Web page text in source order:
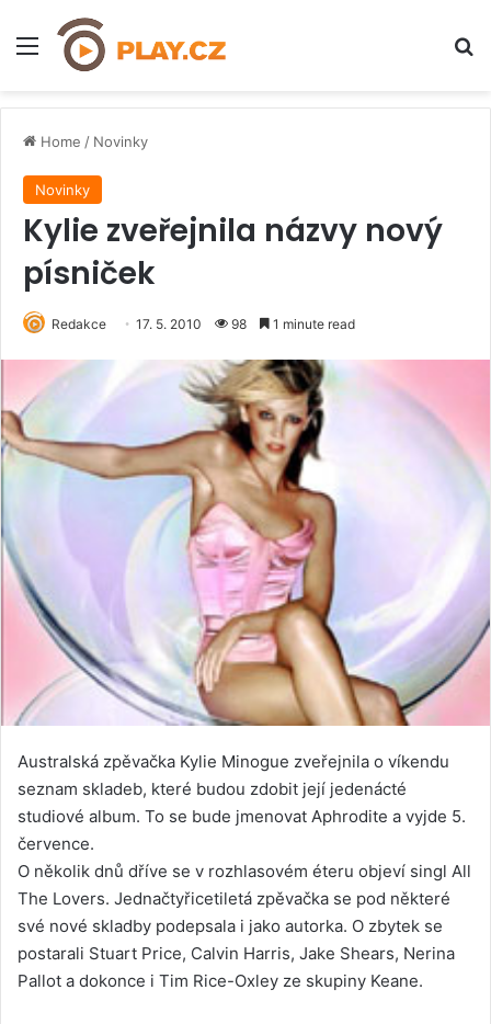
Menu
Home / Novinky
Novinky
Kylie zveřejnila názvy nový
písniček
Redakce 17. 5. 2010 98 1 minute read
Australská zpěvačka Kylie Minogue zveřejnila o víkendu
seznam skladeb, které budou zdobit její jedenácté
studiové album. To se bude jmenovat Aphrodite a vyjde 5.
července.
O několik dnů dříve se v rozhlasovém éteru objeví singl All
The Lovers. Jednačtyřicetiletá zpěvačka se pod některé
své nové skladby podepsala i jako autorka. O zbytek se
postarali Stuart Price, Calvin Harris, Jake Shears, Nerina
Pallot a dokonce i Tim Rice-Oxley ze skupiny Keane.